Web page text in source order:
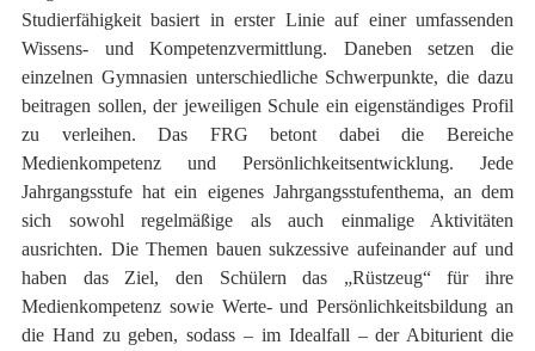
Studierfähigkeit basiert in erster Linie auf einer umfassenden
Wissens- und Kompetenzvermittlung. Daneben setzen die
einzelnen Gymnasien unterschiedliche Schwerpunkte, die dazu
beitragen sollen, der jeweiligen Schule ein eigenständiges Profil
zu verleihen. Das FRG betont dabei die Bereiche
Medienkompetenz und Persönlichkeitsentwicklung. Jede
Jahrgangsstufe hat ein eigenes Jahrgangsstufenthema, an dem
sich sowohl regelmäßige als auch einmalige Aktivitäten
ausrichten. Die Themen bauen sukzessive aufeinander auf und
haben das Ziel, den Schülern das „Rüstzeug“ für ihre
Medienkompetenz sowie Werte- und Persönlichkeitsbildung an
die Hand zu geben, sodass – im Idealfall – der Abiturient die